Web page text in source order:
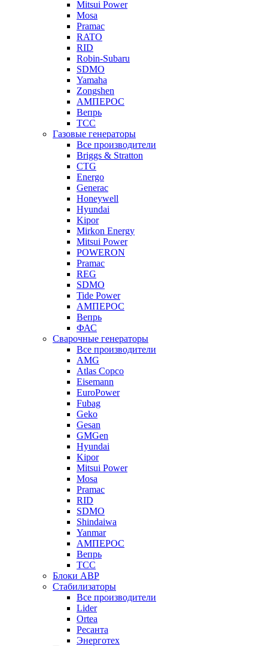
Mitsui Power
Mosa
Pramac
RATO
RID
Robin-Subaru
SDMO
Yamaha
Zongshen
АМПЕРОС
Вепрь
ТСС
Газовые генераторы
Все производители
Briggs & Stratton
CTG
Energo
Generac
Honeywell
Hyundai
Kipor
Mirkon Energy
Mitsui Power
POWERON
Pramac
REG
SDMO
Tide Power
АМПЕРОС
Вепрь
ФАС
Сварочные генераторы
Все производители
AMG
Atlas Copco
Eisemann
EuroPower
Fubag
Geko
Gesan
GMGen
Hyundai
Kipor
Mitsui Power
Mosa
Pramac
RID
SDMO
Shindaiwa
Yanmar
АМПЕРОС
Вепрь
ТСС
Блоки АВР
Стабилизаторы
Все производители
Lider
Ortea
Ресанта
Энерготех